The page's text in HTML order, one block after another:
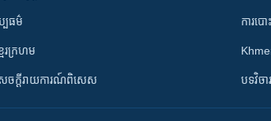
បធម៌
ែរក្រហម
ចក្តីរាយការណ៍ពិសេស
ការប
បទវិច